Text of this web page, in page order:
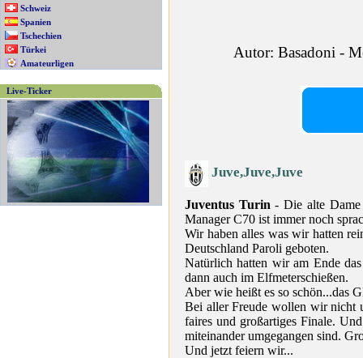
Schweiz
Spanien
Tschechien
Türkei
Amateurligen
Live-Ticker
Autor: Basadoni -
Juve,Juve,Juve
Juventus Turin - Die alte Dame
Manager C70 ist immer noch
Wir haben alles was wir hatten
Deutschland Paroli geboten.
Natürlich hatten wir am Ende
dann auch im Elfmeterschießen.
Aber wie heißt es so schön...das
Bei aller Freude wollen wir nicht
faires und großartiges Finale.
miteinander umgegangen sind.
Und jetzt feiern wir...